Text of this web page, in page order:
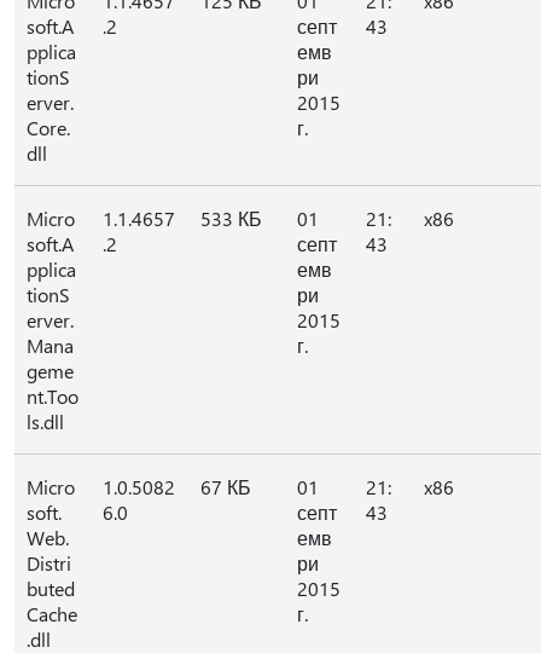
soft.A
pplica
tionS
erver.
Core.
dll
.2
септ
емв
ри
2015
г.
43
Micro
soft.A
pplica
tionS
erver.
Mana
geme
nt.Too
ls.dll
1.1.4657
.2
533 КБ
01
септ
емв
ри
2015
г.
21:
43
x86
Micro
soft.
Web.
Distri
buted
Cache
.dll
1.0.5082
6.0
67 КБ
01
септ
емв
ри
2015
г.
21:
43
x86